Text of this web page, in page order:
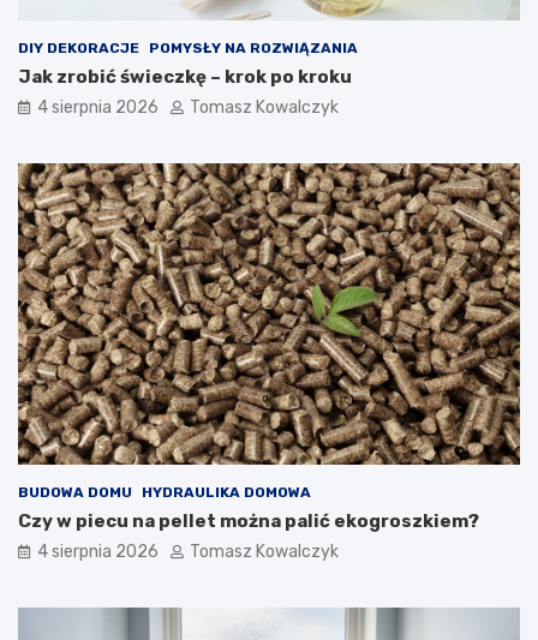
DIY DEKORACJE POMYSŁY NA ROZWIĄZANIA
Jak zrobić świeczkę – krok po kroku
4 sierpnia 2026 Tomasz Kowalczyk
BUDOWA DOMU HYDRAULIKA DOMOWA
Czy w piecu na pellet można palić ekogroszkiem?
4 sierpnia 2026 Tomasz Kowalczyk